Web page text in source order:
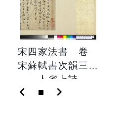
宋四家法書 卷
宋蘇軾書次韻三舍
人省上詩
chevron_left chevron_right